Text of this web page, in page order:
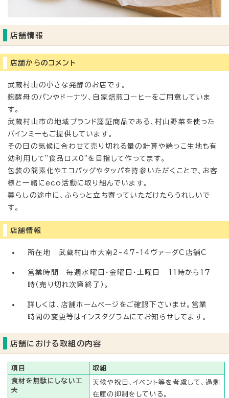
店舗情報
店舗からのコメント
武蔵村山の小さな発酵のお店です。
麹酵母のパンやドーナツ、自家焙煎コーヒーをご用意していま
す。
武蔵村山市の地域ブランド認証商品である、村山野菜を使った
バインミーもご提供しています。
その日の気候に合わせて売り切れる量の計算や端っこ生地も有
効利用して"食品ロス0"を目指して作ってます。
包装の簡素化やエコバッグやタッパを持参いただくことで、お客
様と一緒にeco活動に取り組んでいます。
暮らしの途中に、ふらっと立ち寄っていただけたらうれしいで
す。
店舗情報
所在地 武蔵村山市大南2-47-14ヴァーダC店舗C
営業時間 毎週水曜日・金曜日・土曜日 11時から17
時（売り切れ次第終了）。
詳しくは、店舗ホームページをご確認下さいませ。営業
時間の変更等はインスタグラムにてお知らせしてます。
店舗における取組の内容
項目
取組
食材を無駄にしない工
夫
天候や祝日、イベント等を考慮して、過剰
在庫の抑制をしている。